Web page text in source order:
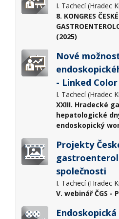
I. Tachecí (Hradec
8. KONGRES ČESKÉ
(2025)
Nové
- Linked
I. Tachecí (Hradec
XXIII. Hradecké
hepatologické
endoskopický
Projekty
společnosti
I. Tachecí (Hradec
V. webinář ČGS -